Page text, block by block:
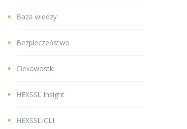
Baza wiedzy
Bezpieczeństwo
Ciekawostki
HEXSSL Insight
HEXSSL-CLI